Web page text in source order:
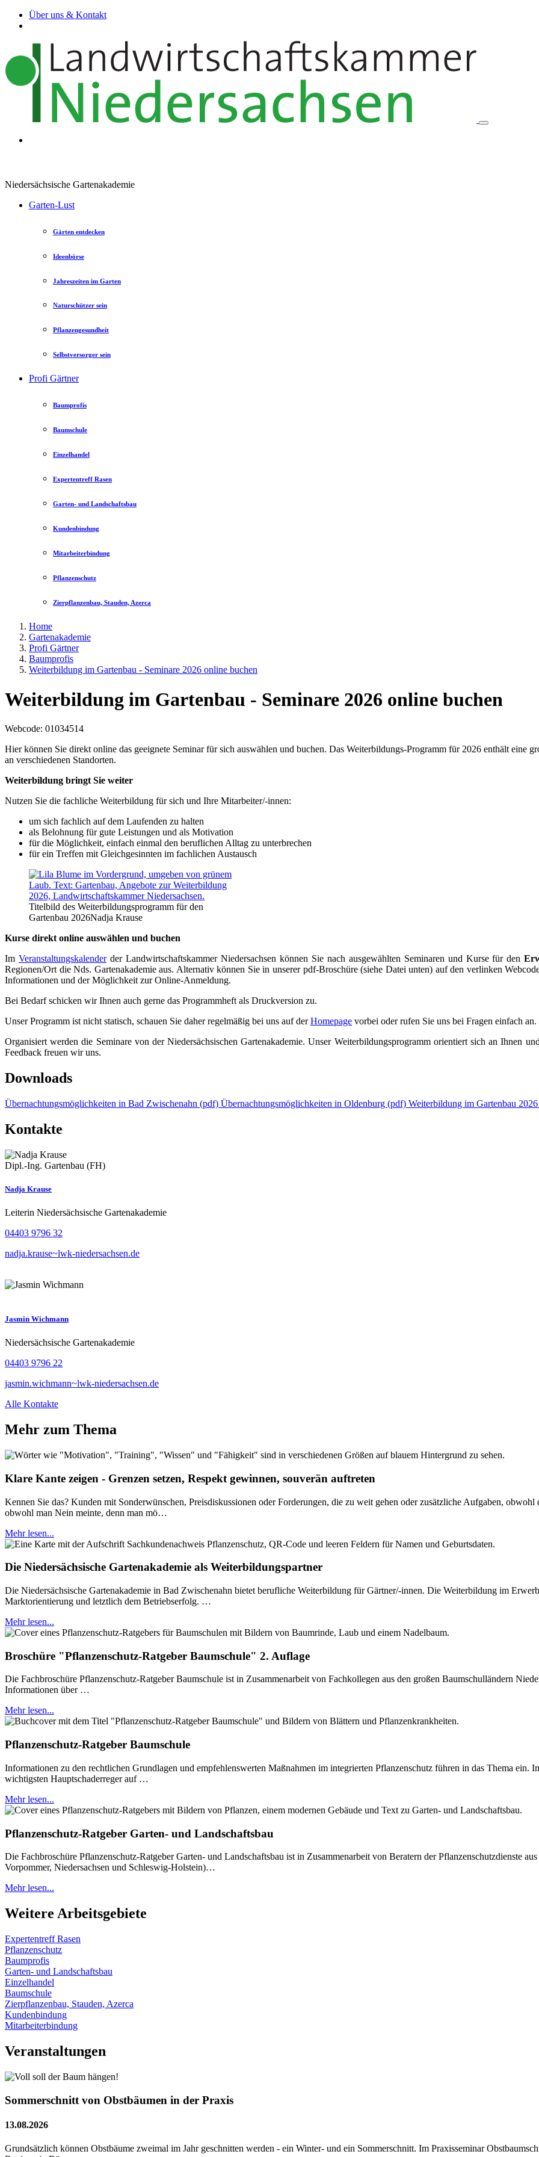
Über uns & Kontakt
Niedersächsische Gartenakademie
Garten-Lust
Gärten entdecken
Ideenbörse
Jahreszeiten im Garten
Naturschützer sein
Pflanzengesundheit
Selbstversorger sein
Profi Gärtner
Baumprofis
Baumschule
Einzelhandel
Expertentreff Rasen
Garten- und Landschaftsbau
Kundenbindung
Mitarbeiterbindung
Pflanzenschutz
Zierpflanzenbau, Stauden, Azerca
Home
Gartenakademie
Profi Gärtner
Baumprofis
Weiterbildung im Gartenbau - Seminare 2026 online buchen
Weiterbildung im Gartenbau - Seminare 2026 online buchen
Webcode: 01034514
Hier können Sie direkt online das geeignete Seminar für sich auswählen und buchen. Das Weiterbildungs-Programm für 2026 enthält eine
an verschiedenen Standorten.
Weiterbildung bringt Sie weiter
Nutzen Sie die fachliche Weiterbildung für sich und Ihre Mitarbeiter/-innen:
um sich fachlich auf dem Laufenden zu halten
als Belohnung für gute Leistungen und als Motivation
für die Möglichkeit, einfach einmal den beruflichen Alltag zu unterbrechen
für ein Treffen mit Gleichgesinnten im fachlichen Austausch
Titelbild des Weiterbildungsprogramm für den
Gartenbau 2026Nadja Krause
Kurse direkt online auswählen und buchen
Im Veranstaltungskalenderder Landwirtschaftskammer Niedersachsen können Sie nach ausgewählten Seminaren und Kurse für den
Regionen/Ort die Nds. Gartenakademie aus. Alternativ können Sie in unserer pdf-Broschüre (siehe Datei unten) auf den verlinken
Informationen und der Möglichkeit zur Online-Anmeldung.
Bei Bedarf schicken wir Ihnen auch gerne das Programmheft als Druckversion zu.
Unser Programm ist nicht statisch, schauen Sie daher regelmäßig bei uns auf derHomepage vorbei oder rufen Sie uns bei Fragen einfach an.
Organisiert werden die Seminare von der Niedersächsischen Gartenakademie. Unser Weiterbildungsprogramm orientiert sich an Ihnen
Feedback freuen wir uns.
Downloads
Übernachtungsmöglichkeiten in Bad Zwischenahn (pdf) Übernachtungsmöglichkeiten in Oldenburg (pdf) Weiterbildung im Gartenbau
Kontakte
Dipl.-Ing. Gartenbau (FH)
Nadja Krause
Leiterin Niedersächsische Gartenakademie
04403 9796 32
nadja.krause~lwk-niedersachsen.de
Jasmin Wichmann
Niedersächsische Gartenakademie
04403 9796 22
jasmin.wichmann~lwk-niedersachsen.de
Alle Kontakte
Mehr zum Thema
Klare Kante zeigen - Grenzen setzen, Respekt gewinnen, souverän auftreten
Kennen Sie das? Kunden mit Sonderwünschen, Preisdiskussionen oder Forderungen, die zu weit gehen oder zusätzliche Aufgaben,
obwohl man Nein meinte, denn man mö…
Mehr lesen...
Die Niedersächsische Gartenakademie als Weiterbildungspartner
Die Niedersächsische Gartenakademie in Bad Zwischenahn bietet berufliche Weiterbildung für Gärtner/-innen. Die Weiterbildung im
Marktorientierung und letztlich dem Betriebserfolg. …
Mehr lesen...
Broschüre "Pflanzenschutz-Ratgeber Baumschule" 2. Auflage
Die Fachbroschüre Pflanzenschutz-Ratgeber Baumschule ist in Zusammenarbeit von Fachkollegen aus den großen Baumschulländern
Informationen über …
Mehr lesen...
Pflanzenschutz-Ratgeber Baumschule
Informationen zu den rechtlichen Grundlagen und empfehlenswerten Maßnahmen im integrierten Pflanzenschutz führen in das Thema ein.
wichtigsten Hauptschaderreger auf …
Mehr lesen...
Pflanzenschutz-Ratgeber Garten- und Landschaftsbau
Die Fachbroschüre Pflanzenschutz-Ratgeber Garten- und Landschaftsbau ist in Zusammenarbeit von Beratern der Pflanzenschutzdienste
Vorpommer, Niedersachsen und Schleswig-Holstein)…
Mehr lesen...
Weitere Arbeitsgebiete
Expertentreff Rasen
Pflanzenschutz
Baumprofis
Garten- und Landschaftsbau
Einzelhandel
Baumschule
Zierpflanzenbau, Stauden, Azerca
Kundenbindung
Mitarbeiterbindung
Veranstaltungen
Sommerschnitt von Obstbäumen in der Praxis
13.08.2026
Grundsätzlich können Obstbäume zweimal im Jahr geschnitten werden - ein Winter- und ein Sommerschnitt. Im Praxisseminar